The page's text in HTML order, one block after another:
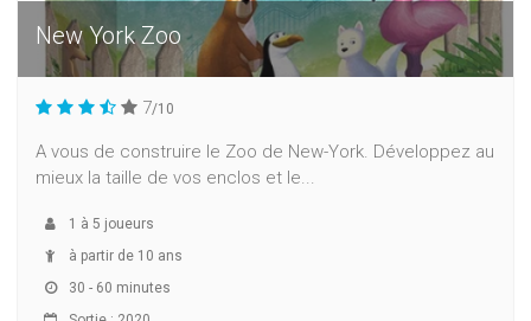
New York Zoo
7/10
A vous de construire le Zoo de New-York. Développez au
mieux la taille de vos enclos et le...
1 à 5 joueurs
à partir de 10 ans
30 - 60 minutes